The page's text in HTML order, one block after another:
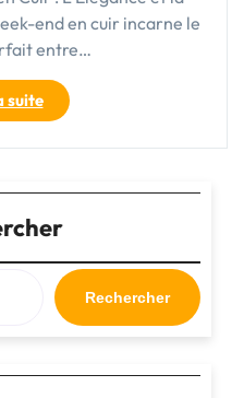
end en cuir incarne le
entre…
suite"Sac
Week-
End
Cuir
:
L’Élégance
Pratique
pour
Vos
Rechercher